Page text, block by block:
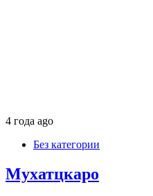
4 года ago
Без категории
Мухатцкаро